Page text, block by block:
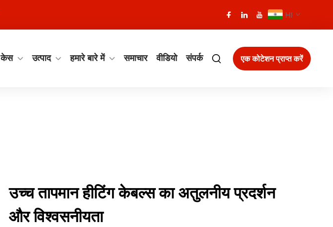
HI
केस उत्पाद हमारे बारे में समाचार वीडियो संपर्क एक कोटेशन प्राप्त करें
उच्च तापमान हीटिंग केबल्स का अतुलनीय प्रदर्शन
और विश्वसनीयता